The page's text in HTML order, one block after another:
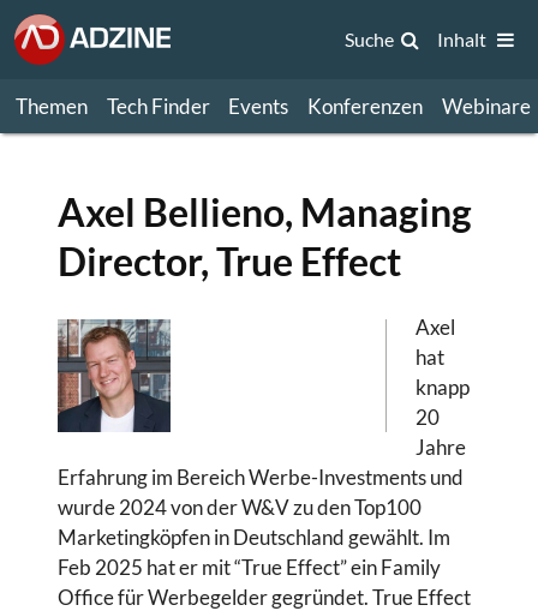
Themen Tech Finder Events Konferenzen Webinare
Suche Inhalt
Axel Bellieno, Managing
Director, True Effect
Axel
hat
knapp
20
Jahre
Erfahrung im Bereich Werbe-Investments und
wurde 2024 von der W&V zu den Top100
Marketingköpfen in Deutschland gewählt. Im
Feb 2025 hat er mit “True Effect” ein Family
Office für Werbegelder gegründet. True Effect